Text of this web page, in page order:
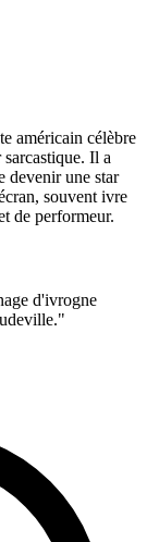
américain célèbre
Il a
devenir une star
souvent ivre
de performeur.
d'ivrogne